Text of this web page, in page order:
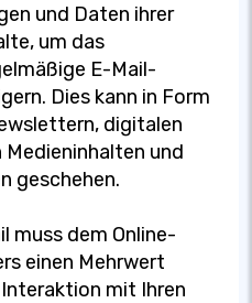
und Daten ihrer
um das
E-Mail-
Dies kann in Form
digitalen
und
n geschehen.
muss dem Online-
einen Mehrwert
mit Ihren